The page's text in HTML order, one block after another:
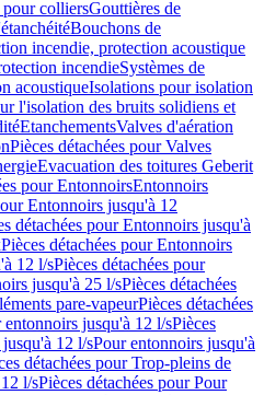
colliersGouttières de
Bouchons de
incendie, protection acoustique
incendieSystèmes de
acoustiqueIsolations pour isolation
l'isolation des bruits solidiens et
EtanchementsValves d'aération
Pièces détachées pour Valves
Evacuation des toitures Geberit
pour EntonnoirsEntonnoirs
Entonnoirs jusqu'à 12
détachées pour Entonnoirs jusqu'à
Pièces détachées pour Entonnoirs
12 l/sPièces détachées pour
jusqu'à 25 l/sPièces détachées
pare-vapeurPièces détachées
entonnoirs jusqu'à 12 l/sPièces
12 l/sPour entonnoirs jusqu'à
détachées pour Trop-pleins de
l/sPièces détachées pour Pour